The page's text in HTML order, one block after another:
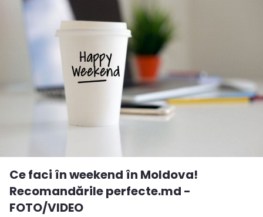
Ce faci în weekend în Moldova!
Recomandările perfecte.md -
FOTO/VIDEO